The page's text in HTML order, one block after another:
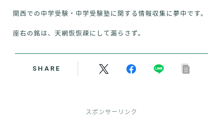
関西での中学受験・中学受験塾に関する情報収集に夢中です。
座右の銘は、天網恢恢疎にして漏らさず。
SHARE
スポンサーリンク